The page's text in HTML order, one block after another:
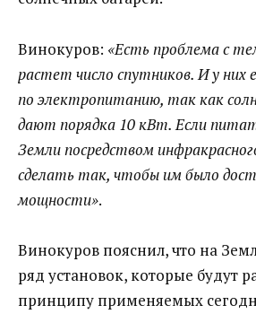
Винокуров: «Есть проблема с
растет число спутников. И у них
по электропитанию, так как
дают порядка 10 кВт. Если
Земли посредством
сделать так, чтобы им было
мощности».
Винокуров пояснил, что на
ряд установок, которые будут
принципу применяемых